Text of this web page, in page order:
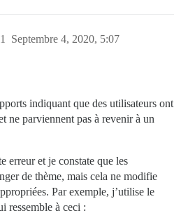
Septembre 4, 2020, 5:07
1
indiquant que des utilisateurs ont
ne parviennent pas à revenir à un
erreur et je constate que les
de thème, mais cela ne modifie
Par exemple, j’utilise le
ressemble à ceci :